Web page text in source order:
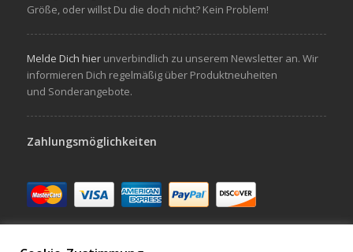
Größe, oder willst Du die doch nicht? Kein Problem!
Melde Dich hierunverbindlich zu unserem Newsletter an. Wir
informieren Dich regelmäßig über Produktneuheiten
und Sonderangebote.
Zahlungsmöglichkeiten